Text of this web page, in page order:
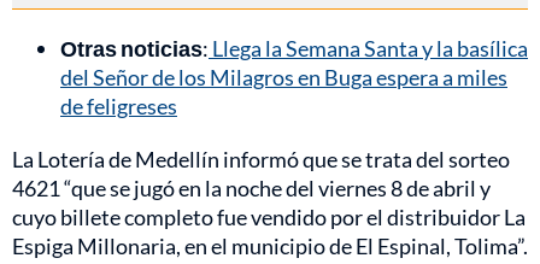
Otras noticias: Llega la Semana Santa y la basílica
del Señor de los Milagros en Buga espera a miles
de feligreses
La Lotería de Medellín informó que se trata del sorteo
4621 “que se jugó en la noche del viernes 8 de abril y
cuyo billete completo fue vendido por el distribuidor La
Espiga Millonaria, en el municipio de El Espinal, Tolima”.